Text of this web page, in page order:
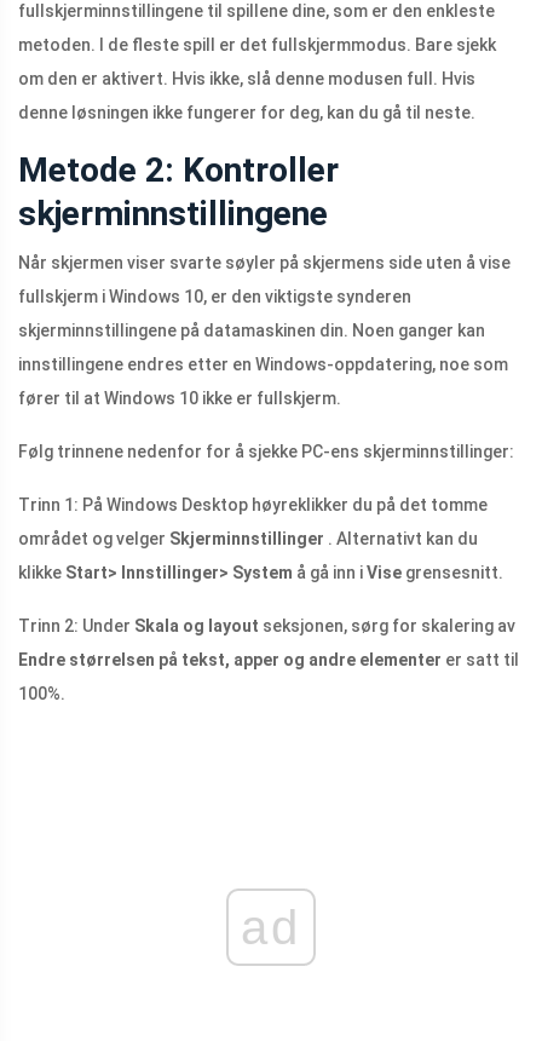
fullskjerminnstillingene til spillene dine, som er den enkleste
metoden. I de fleste spill er det fullskjermmodus. Bare sjekk
om den er aktivert. Hvis ikke, slå denne modusen full. Hvis
denne løsningen ikke fungerer for deg, kan du gå til neste.
Metode 2: Kontroller
skjerminnstillingene
Når skjermen viser svarte søyler på skjermens side uten å vise
fullskjerm i Windows 10, er den viktigste synderen
skjerminnstillingene på datamaskinen din. Noen ganger kan
innstillingene endres etter en Windows-oppdatering, noe som
fører til at Windows 10 ikke er fullskjerm.
Følg trinnene nedenfor for å sjekke PC-ens skjerminnstillinger:
Trinn 1: På Windows Desktop høyreklikker du på det tomme
området og velger Skjerminnstillinger . Alternativt kan du
klikke Start> Innstillinger> System å gå inn iVise grensesnitt.
Trinn 2: Under Skala og layout seksjonen, sørg for skalering av
Endre størrelsen på tekst, apper og andre elementer er satt til
100%.
ad